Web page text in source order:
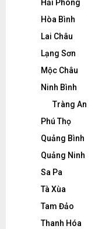
Hải Phòng
Hòa Bình
Lai Châu
Lạng Sơn
Mộc Châu
Ninh Bình
Tràng An
Phú Thọ
Quảng Bình
Quảng Ninh
Sa Pa
Tà Xùa
Tam Đảo
Thanh Hóa